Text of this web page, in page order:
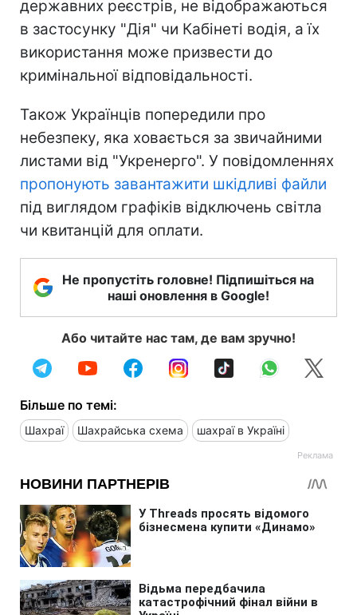
державних реєстрів, не відображаються
в застосунку "Дія" чи Кабінеті водія, а їх
використання може призвести до
кримінальної відповідальності.
Також Українців попередили про
небезпеку, яка ховається за звичайними
листами від "Укренерго". У повідомленнях
пропонують завантажити шкідливі файли
під виглядом графіків відключень світла
чи квитанцій для оплати.
Не пропустіть головне! Підпишіться на
наші оновлення в Google!
Або читайте нас там, де вам зручно!
Більше по темі:
Шахраї Шахрайська схема шахраї в Україні